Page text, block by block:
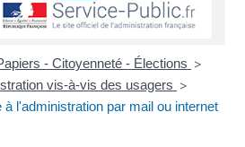
- Citoyenneté - Élections >
vis-à-vis des usagers >
l'administration par mail ou internet